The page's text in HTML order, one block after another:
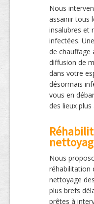
Nous
assainir tous
insalubres et
infectées.
de chauffage
diffusion de
dans votre
désormais
vous en
des lieux plus
Nous
réhabilitation
nettoyage
plus brefs
prêtes à